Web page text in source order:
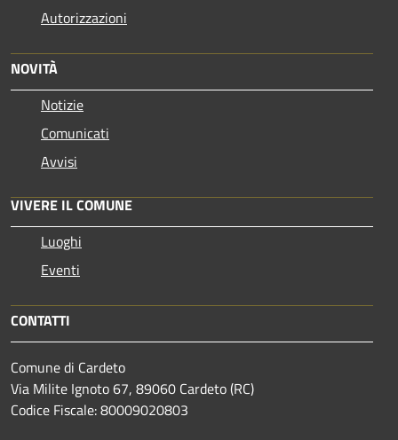
Autorizzazioni
NOVITÀ
Notizie
Comunicati
Avvisi
VIVERE IL COMUNE
Luoghi
Eventi
CONTATTI
Comune di Cardeto
Via Milite Ignoto 67, 89060 Cardeto (RC)
Codice Fiscale: 80009020803